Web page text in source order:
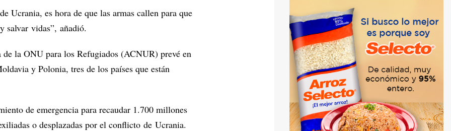
Ucrania, es hora de que las armas callen para que
salvar vidas”, añadió.
la ONU para los Refugiados (ACNUR) prevé en
y Polonia, tres de los países que están
de emergencia para recaudar 1.700 millones
o desplazadas por el conflicto de Ucrania.